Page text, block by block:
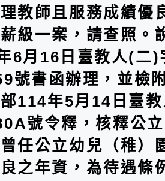
理教師且服務成績優
級一案，請查照。
6月16日臺教人(二)
號書函辦理，並檢
114年5月14日臺
號令釋，核釋公
任公立幼兒（稚）
之年資，為待遇條